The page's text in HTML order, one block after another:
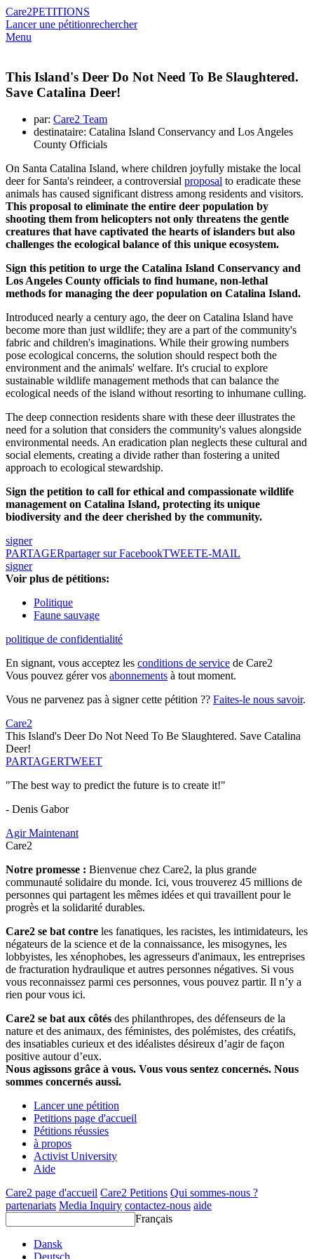
Care2PETITIONS
Lancer une pétitionrechercher
Menu
This Island's Deer Do Not Need To Be Slaughtered.
Save Catalina Deer!
par: Care2 Team
destinataire: Catalina Island Conservancy and Los Angeles
County Officials
On Santa Catalina Island, where children joyfully mistake the local
deer for Santa's reindeer, a controversial proposal to eradicate these
animals has caused significant distress among residents and visitors.
This proposal to eliminate the entire deer population by
shooting them from helicopters not only threatens the gentle
creatures that have captivated the hearts of islanders but also
challenges the ecological balance of this unique ecosystem.
Sign this petition to urge the Catalina Island Conservancy and
Los Angeles County officials to find humane, non-lethal
methods for managing the deer population on Catalina Island.
Introduced nearly a century ago, the deer on Catalina Island have
become more than just wildlife; they are a part of the community's
fabric and children's imaginations. While their growing numbers
pose ecological concerns, the solution should respect both the
environment and the animals' welfare. It's crucial to explore
sustainable wildlife management methods that can balance the
ecological needs of the island without resorting to inhumane culling.
The deep connection residents share with these deer illustrates the
need for a solution that considers the community's values alongside
environmental needs. An eradication plan neglects these cultural and
social elements, creating a divide rather than fostering a united
approach to ecological stewardship.
Sign the petition to call for ethical and compassionate wildlife
management on Catalina Island, protecting its unique
biodiversity and the deer cherished by the community.
signer
PARTAGERpartager sur FacebookTWEETE-MAIL
signer
Voir plus de pétitions:
Politique
Faune sauvage
politique de confidentialité
En signant, vous acceptez les conditions de service de Care2
Vous pouvez gérer vos abonnements à tout moment.
Vous ne parvenez pas à signer cette pétition ?? Faites-le nous savoir.
Care2
This Island's Deer Do Not Need To Be Slaughtered. Save Catalina
Deer!
PARTAGERTWEET
"The best way to predict the future is to create it!"
- Denis Gabor
Agir Maintenant
Care2
Notre promesse : Bienvenue chez Care2, la plus grande
communauté solidaire du monde. Ici, vous trouverez 45 millions de
personnes qui partagent les mêmes idées et qui travaillent pour le
progrès et la solidarité durables.
Care2 se bat contre les fanatiques, les racistes, les intimidateurs, les
négateurs de la science et de la connaissance, les misogynes, les
lobbyistes, les xénophobes, les agresseurs d'animaux, les entreprises
de fracturation hydraulique et autres personnes négatives. Si vous
vous reconnaissez parmi ces personnes, vous pouvez partir. Il n’y a
rien pour vous ici.
Care2 se bat aux côtés des philanthropes, des défenseurs de la
nature et des animaux, des féministes, des polémistes, des créatifs,
des insatiables curieux et des idéalistes désireux d’agir de façon
positive autour d’eux.
Nous agissons grâce à vous. Vous vous sentez concernés. Nous
sommes concernés aussi.
Lancer une pétition
Petitions page d'accueil
Pétitions réussies
à propos
Activist University
Aide
Care2 page d'accueil Care2 Petitions Qui sommes-nous ?
partenariats Media Inquiry contactez-nous aide
Français
Dansk